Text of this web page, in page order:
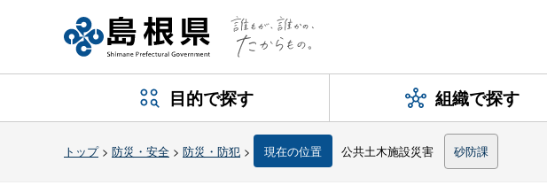
目的で探す 組織で探す
トップ> 防災・安全 > 防災・防犯 > 現在の位置 公共土木施設災害 砂防課